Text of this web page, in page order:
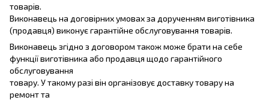
товарів.
Виконавець на договірних умовах за дорученням виготівника
(продавця) виконує гарантійне обслуговування товарів.
Виконавець згідно з договором також може брати на себе
функції виготівника або продавця щодо гарантійного
обслуговування
товару. У такому разі він організовує доставку товару на
ремонт та